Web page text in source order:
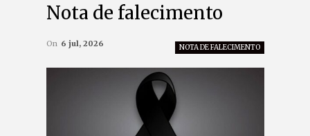
Nota de falecimento
NOTA DE FALECIMENTO
On 6 jul, 2026